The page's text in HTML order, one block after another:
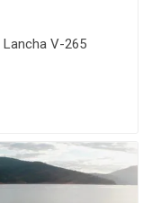
Lancha V-265